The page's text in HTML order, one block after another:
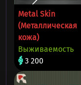
Metal Skin
(Металлическая
кожа)
Выживаемость
3 200